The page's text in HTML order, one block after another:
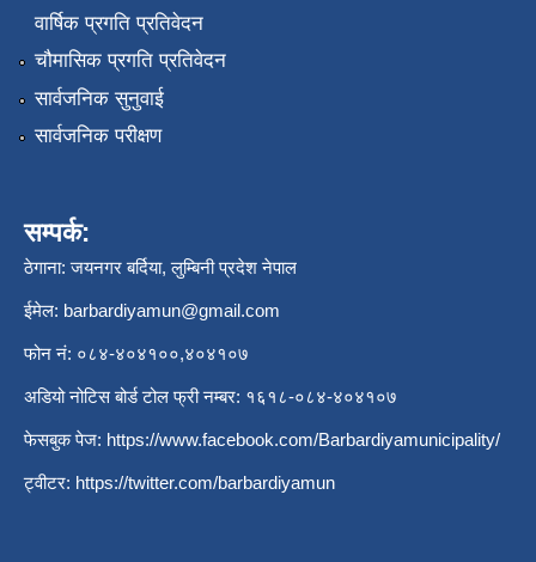
वार्षिक प्रगति प्रतिवेदन
चौमासिक प्रगति प्रतिवेदन
सार्वजनिक सुनुवाई
सार्वजनिक परीक्षण
सम्पर्क:
ठेगाना: जयनगर बर्दिया, लुम्बिनी प्रदेश नेपाल
ईमेल: barbardiyamun@gmail.com
फोन नं: ०८४-४०४१००,४०४१०७
अडियो नोटिस बोर्ड टोल फ्री नम्बर: १६१८-०८४-४०४१०७
फेसबुक पेज: https://www.facebook.com/Barbardiyamunicipality/
ट्वीटर: https://twitter.com/barbardiyamun